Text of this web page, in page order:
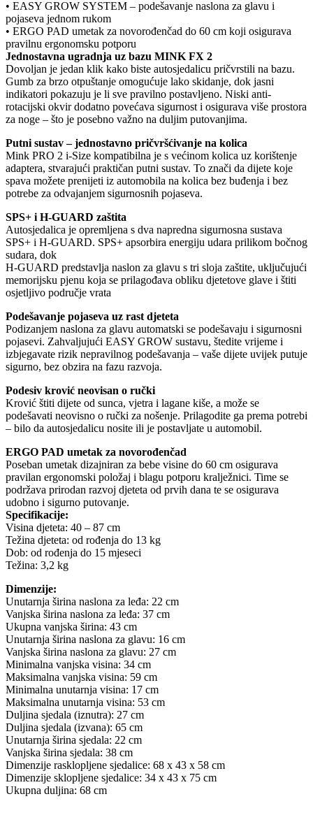
• EASY GROW SYSTEM – podešavanje naslona za glavu i
pojaseva jednom rukom
• ERGO PAD umetak za novorođenčad do 60 cm koji osigurava
pravilnu ergonomsku potporu
Jednostavna ugradnja uz bazu MINK FX 2
Dovoljan je jedan klik kako biste autosjedalicu pričvrstili na bazu.
Gumb za brzo otpuštanje omogućuje lako skidanje, dok jasni
indikatori pokazuju je li sve pravilno postavljeno. Niski anti-
rotacijski okvir dodatno povećava sigurnost i osigurava više prostora
za noge – što je posebno važno na duljim putovanjima.
Putni sustav – jednostavno pričvršćivanje na kolica
Mink PRO 2 i-Size kompatibilna je s većinom kolica uz korištenje
adaptera, stvarajući praktičan putni sustav. To znači da dijete koje
spava možete prenijeti iz automobila na kolica bez buđenja i bez
potrebe za odvajanjem sigurnosnih pojaseva.
SPS+ i H-GUARD zaštita
Autosjedalica je opremljena s dva napredna sigurnosna sustava
SPS+ i H-GUARD. SPS+ apsorbira energiju udara prilikom bočnog
sudara, dok
H-GUARD predstavlja naslon za glavu s tri sloja zaštite, uključujući
memorijsku pjenu koja se prilagođava obliku djetetove glave i štiti
osjetljivo područje vrata
Podešavanje pojaseva uz rast djeteta
Podizanjem naslona za glavu automatski se podešavaju i sigurnosni
pojasevi. Zahvaljujući EASY GROW sustavu, štedite vrijeme i
izbjegavate rizik nepravilnog podešavanja – vaše dijete uvijek putuje
sigurno, bez obzira na fazu razvoja.
Podesiv krović neovisan o ručki
Krović štiti dijete od sunca, vjetra i lagane kiše, a može se
podešavati neovisno o ručki za nošenje. Prilagodite ga prema potrebi
– bilo da autosjedalicu nosite ili je postavljate u automobil.
ERGO PAD umetak za novorođenčad
Poseban umetak dizajniran za bebe visine do 60 cm osigurava
pravilan ergonomski položaj i blagu potporu kralježnici. Time se
podržava prirodan razvoj djeteta od prvih dana te se osigurava
udobno i sigurno putovanje.
Specifikacije:
Visina djeteta: 40 – 87 cm
Težina djeteta: od rođenja do 13 kg
Dob: od rođenja do 15 mjeseci
Težina: 3,2 kg
Dimenzije:
Unutarnja širina naslona za leđa: 22 cm
Vanjska širina naslona za leđa: 37 cm
Ukupna vanjska širina: 43 cm
Unutarnja širina naslona za glavu: 16 cm
Vanjska širina naslona za glavu: 27 cm
Minimalna vanjska visina: 34 cm
Maksimalna vanjska visina: 59 cm
Minimalna unutarnja visina: 17 cm
Maksimalna unutarnja visina: 53 cm
Duljina sjedala (iznutra): 27 cm
Duljina sjedala (izvana): 65 cm
Unutarnja širina sjedala: 22 cm
Vanjska širina sjedala: 38 cm
Dimenzije rasklopljene sjedalice: 68 x 43 x 58 cm
Dimenzije sklopljene sjedalice: 34 x 43 x 75 cm
Ukupna duljina: 68 cm